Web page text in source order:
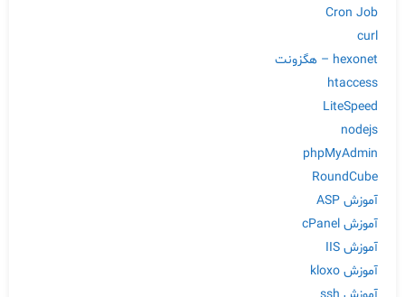
Cron Job
curl
hexonet – هگزونت
htaccess
LiteSpeed
nodejs
phpMyAdmin
RoundCube
آموزش ASP
آموزش cPanel
آموزش IIS
آموزش kloxo